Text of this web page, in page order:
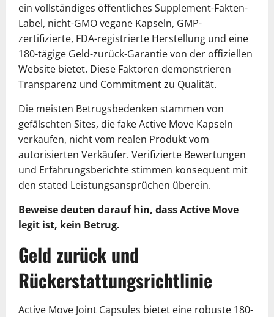
ein vollständiges öffentliches Supplement-Fakten-
Label, nicht-GMO vegane Kapseln, GMP-
zertifizierte, FDA-registrierte Herstellung und eine
180-tägige Geld-zurück-Garantie von der offiziellen
Website bietet. Diese Faktoren demonstrieren
Transparenz und Commitment zu Qualität.
Die meisten Betrugsbedenken stammen von
gefälschten Sites, die fake Active Move Kapseln
verkaufen, nicht vom realen Produkt vom
autorisierten Verkäufer. Verifizierte Bewertungen
und Erfahrungsberichte stimmen konsequent mit
den stated Leistungsansprüchen überein.
Beweise deuten darauf hin, dass Active Move
legit ist, kein Betrug.
Geld zurück und
Rückerstattungsrichtlinie
Active Move Joint Capsules bietet eine robuste 180-